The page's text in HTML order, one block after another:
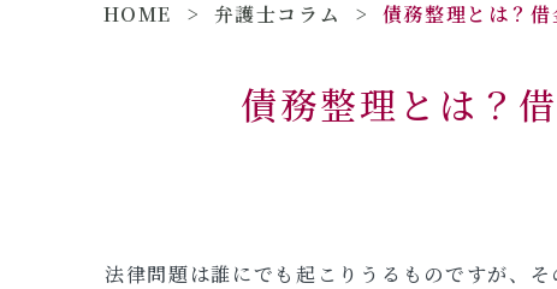
HOME > 弁護士コラム > 債務整理とは？
債務整理とは？
法律問題は誰にでも起こりうるものですが、